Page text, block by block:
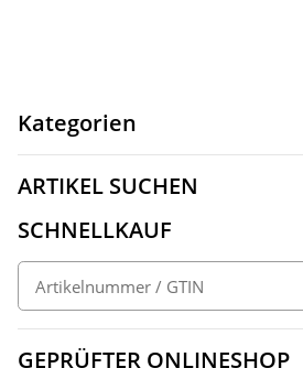
Kategorien
ARTIKEL SUCHEN
SCHNELLKAUF
GEPRÜFTER ONLINESHOP